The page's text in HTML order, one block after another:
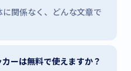
関係なく、どんな文章で
ーは無料で使えますか？